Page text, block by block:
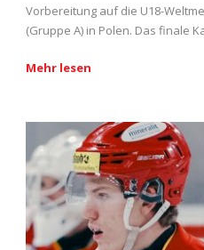
Vorbereitung auf die U18-
(Gruppe A) in Polen. Das finale
Mehr lesen